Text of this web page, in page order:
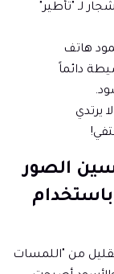
لـ "تأطير"
هاتف
دائماً
يرتدي
الصور
من "اللمسات